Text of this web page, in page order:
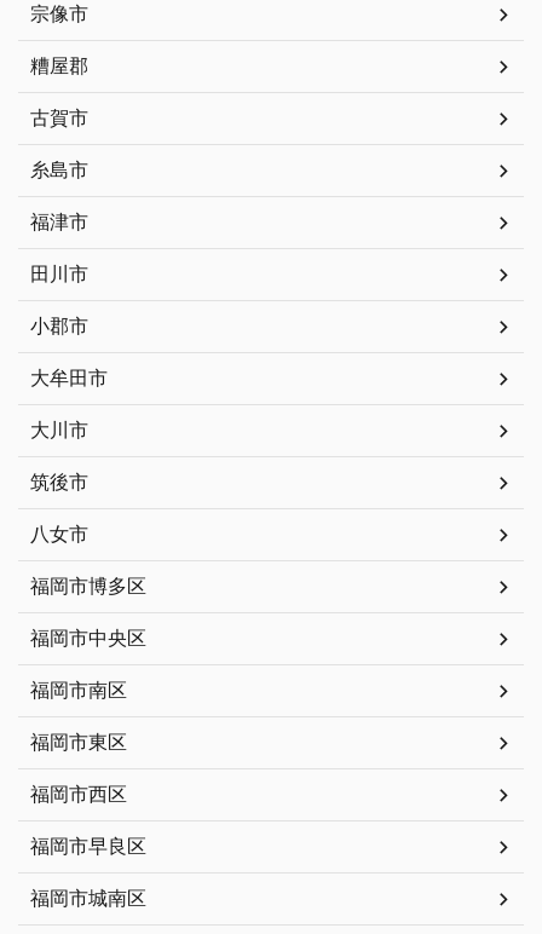
宗像市
糟屋郡
古賀市
糸島市
福津市
田川市
小郡市
大牟田市
大川市
筑後市
八女市
福岡市博多区
福岡市中央区
福岡市南区
福岡市東区
福岡市西区
福岡市早良区
福岡市城南区